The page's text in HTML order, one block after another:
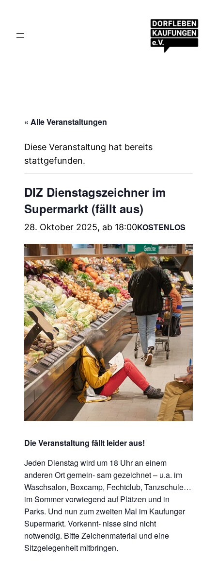
« Alle Veranstaltungen
Diese Veranstaltung hat bereits
stattgefunden.
DIZ Dienstagszeichner im
Supermarkt (fällt aus)
28. Oktober 2025, ab 18:00KOSTENLOS
Die Veranstaltung fällt leider aus!
Jeden Dienstag wird um 18 Uhr an einem
anderen Ort gemein- sam gezeichnet – u.a. im
Waschsalon, Boxcamp, Fechtclub, Tanzschule…
im Sommer vorwiegend auf Plätzen und in
Parks. Und nun zum zweiten Mal im Kaufunger
Supermarkt. Vorkennt- nisse sind nicht
notwendig. Bitte Zeichenmaterial und eine
Sitzgelegenheit mitbringen.